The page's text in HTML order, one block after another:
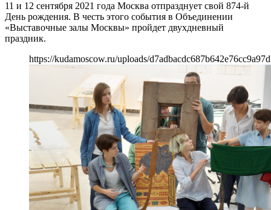
11 и 12 сентября 2021 года Москва отпразднует свой 874-й
День рождения. В честь этого события в Объединении
«Выставочные залы Москвы» пройдет двухдневный
праздник.
https://kudamoscow.ru/uploads/